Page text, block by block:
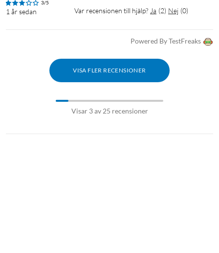
3/5
1 år sedan Var recensionen till hjälp? Ja (2) Nej (0)
Powered By TestFreaks
VISA FLER RECENSIONER
Visar 3 av 25 recensioner